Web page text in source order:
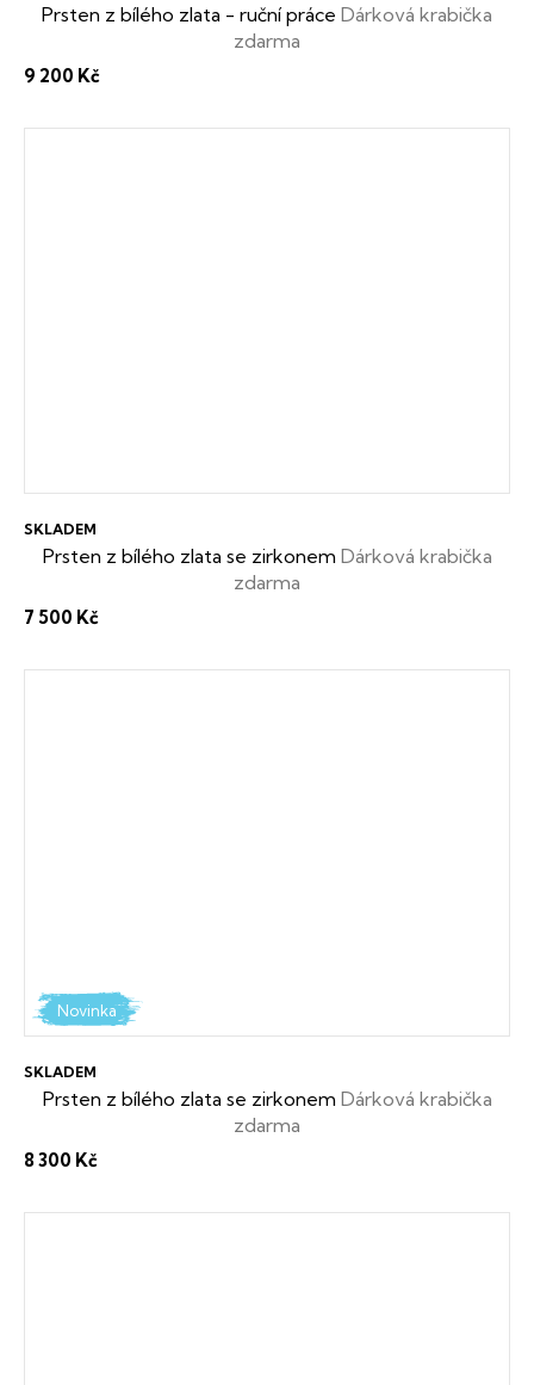
Prsten z bílého zlata - ruční práce Dárková krabička
zdarma
9 200 Kč
Prsten z bílého zlata se zirkonem Dárková krabička
zdarma
SKLADEM
7 500 Kč
Novinka
Prsten z bílého zlata se zirkonem Dárková krabička
zdarma
SKLADEM
8 300 Kč